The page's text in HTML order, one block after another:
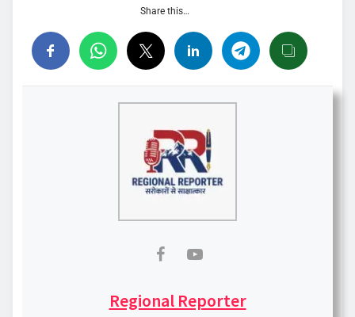
Share this…
Regional Reporter